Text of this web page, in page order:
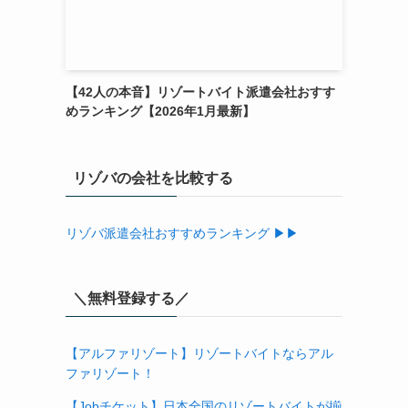
【42人の本音】リゾートバイト派遣会社おすす
めランキング【2026年1月最新】
リゾバの会社を比較する
リゾバ派遣会社おすすめランキング ▶▶
＼無料登録する／
【アルファリゾート】リゾートバイトならアル
ファリゾート！